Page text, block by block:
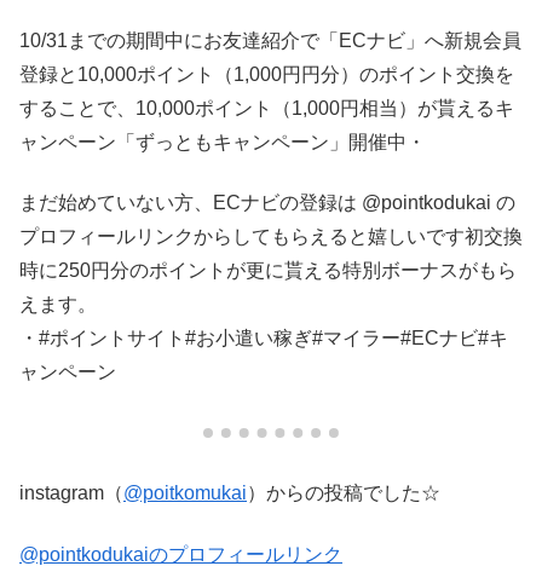
10/31までの期間中にお友達紹介で「ECナビ」へ新規会員
登録と10,000ポイント（1,000円円分）のポイント交換を
することで、10,000ポイント（1,000円相当）が貰えるキ
ャンペーン「ずっともキャンペーン」開催中・
まだ始めていない方、ECナビの登録は @pointkodukai の
プロフィールリンクからしてもらえると嬉しいです️初交換
時に250円分のポイントが更に貰える特別ボーナスがもら
えます。
・#ポイントサイト #お小遣い稼ぎ #マイラー #ECナビ#キ
ャンペーン
instagram（@poitkomukai）からの投稿でした☆
@pointkodukaiのプロフィールリンク